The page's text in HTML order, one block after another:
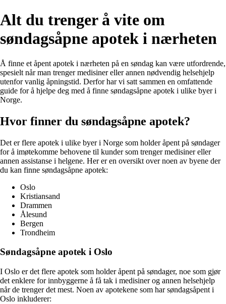
Alt du trenger å vite om
søndagsåpne apotek i nærheten
Å finne et åpent apotek i nærheten på en søndag kan være utfordrende,
spesielt når man trenger medisiner eller annen nødvendig helsehjelp
utenfor vanlig åpningstid. Derfor har vi satt sammen en omfattende
guide for å hjelpe deg med å finne søndagsåpne apotek i ulike byer i
Norge.
Hvor finner du søndagsåpne apotek?
Det er flere apotek i ulike byer i Norge som holder åpent på søndager
for å imøtekomme behovene til kunder som trenger medisiner eller
annen assistanse i helgene. Her er en oversikt over noen av byene der
du kan finne søndagsåpne apotek:
Oslo
Kristiansand
Drammen
Ålesund
Bergen
Trondheim
Søndagsåpne apotek i Oslo
I Oslo er det flere apotek som holder åpent på søndager, noe som gjør
det enklere for innbyggerne å få tak i medisiner og annen helsehjelp
når de trenger det mest. Noen av apotekene som har søndagsåpent i
Oslo inkluderer: